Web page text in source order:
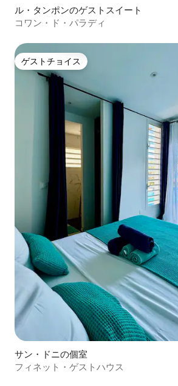
ル・タンポンのゲストスイート
コワン・ド・パラディ
ゲストチョイス
ゲストチョイス
サン・ドニの個室
フィネット・ゲストハウス